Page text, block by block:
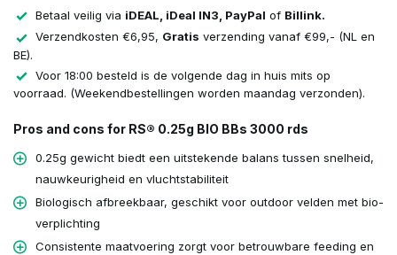
Betaal veilig via iDEAL, iDeal IN3, PayPal of Billink.
Verzendkosten €6,95, Gratis verzending vanaf €99,- (NL en
BE).
Voor 18:00 besteld is de volgende dag in huis mits op
voorraad. (Weekendbestellingen worden maandag verzonden).
Pros and cons for RS® 0.25g BIO BBs 3000 rds
0.25g gewicht biedt een uitstekende balans tussen snelheid,
nauwkeurigheid en vluchtstabiliteit
Biologisch afbreekbaar, geschikt voor outdoor velden met bio-
verplichting
Consistente maatvoering zorgt voor betrouwbare feeding en